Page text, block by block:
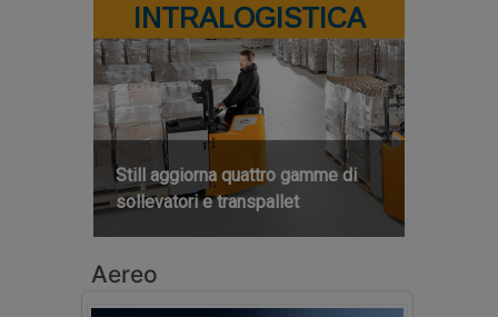
INTRALOGISTICA
Still aggiorna quattro gamme di
sollevatori e transpallet
Aereo